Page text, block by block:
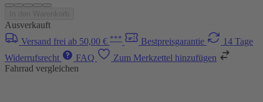
Ausverkauft
Versand frei ab 50,00 € *** Bestpreisgarantie
14 Tage
Widerrufsrecht
FAQ
Zum Merkzettel hinzufügen
Fahrrad vergleichen